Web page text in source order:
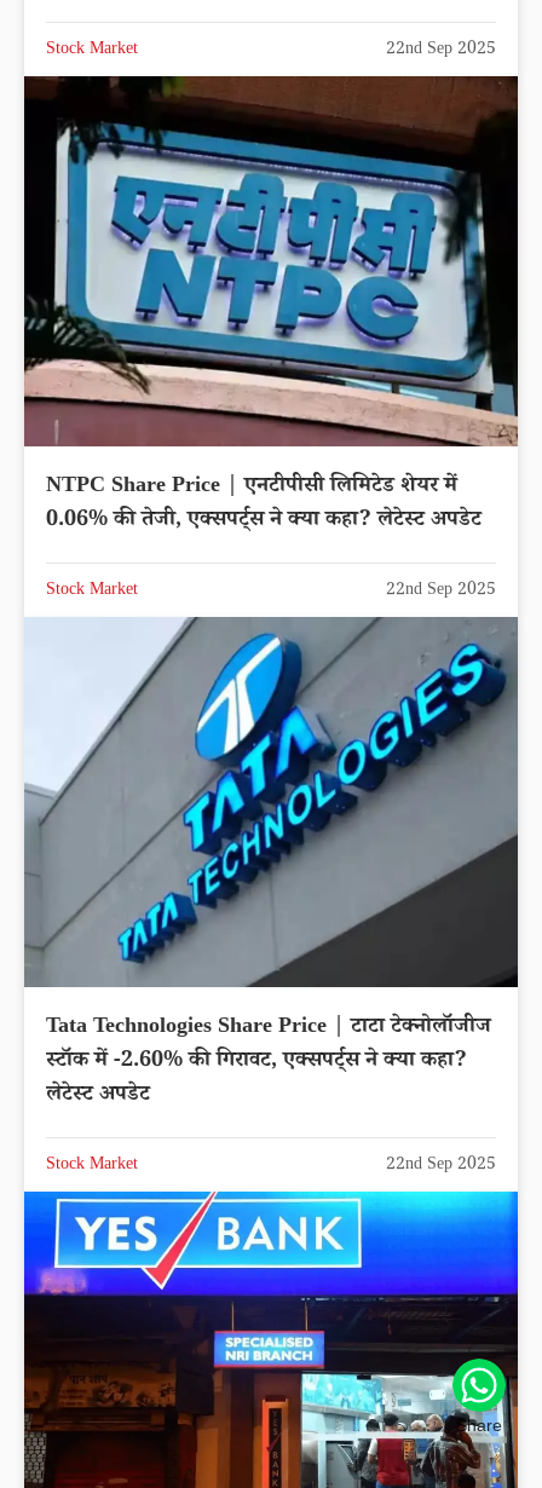
Stock Market 22nd Sep 2025
NTPC Share Price | एनटीपीसी लिमिटेड शेयर में
0.06% की तेजी, एक्सपर्ट्स ने क्या कहा? लेटेस्ट अपडेट
Stock Market 22nd Sep 2025
Tata Technologies Share Price | टाटा टेक्नोलॉजीज
स्टॉक में -2.60% की गिरावट, एक्सपर्ट्स ने क्या कहा?
लेटेस्ट अपडेट
Stock Market 22nd Sep 2025
Share